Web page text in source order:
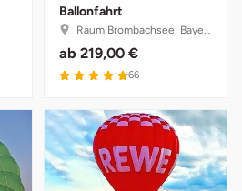
Ballonfahrt
Raum Brombachsee, Bayern
ab 219,00 €
66